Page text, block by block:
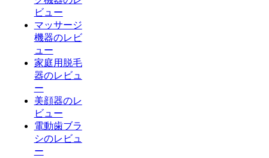
ビュー
マッサージ
機器のレビ
ュー
家庭用脱毛
器のレビュ
ー
美顔器のレ
ビュー
電動歯ブラ
シのレビュ
ー